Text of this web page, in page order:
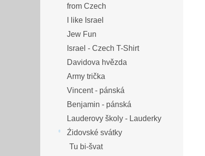
from Czech
I like Israel
Jew Fun
Israel - Czech T-Shirt
Davidova hvězda
Army trička
Vincent - pánská
Benjamin - pánská
Lauderovy školy - Lauderky
Źidovské svátky
Tu bi-švat